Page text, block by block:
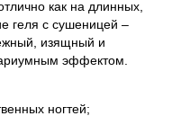
как на длинных,
геля с сушеницей –
изящный и
эффектом.
ногтей;